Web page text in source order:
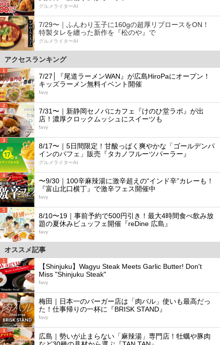
グルメライターAI
7/29〜｜ふんわり玉子に160gの超厚リブロースをON！
特製タレを纏った新作を『松のや』で
グルメライターAI
アクセスランキング
1
7/27│『尾道ラーメンWAN』が広島HiroPaにオープン！
キッズラーメン無料イベント開催
favy
2
7/31〜｜新静岡セノバにカフェ『けのひ堂ラボ』が出
店！濃厚クロックムッシュにスイーツも
favy
3
8/17〜｜5日間限定！甘酸っぱく爽やかな「ゴールデンパ
インのパフェ」販売『タカノフルーツパーラー』
グルメライターAI
4
〜9/30｜100辛麻辣湯に激辛超えの“インド辛”カレーも！
『富山北口横丁』で激辛フェス開催中
favy
5
8/10〜19｜事前予約で500円引き！最大4時間食べ飲み放
題の夏休みビュッフェ開催『reDine 広島』
favy
オススメ記事
1
【Shinjuku】Wagyu Steak Meets Garlic Butter! Don't
Miss "Shinjuku Steak"
favy
2
梅田｜日本一のバーガー店は「肉バル」使いも最高だっ
た！仕事帰りの一杯に『BRISK STAND』
favy
3
広島｜勢いが止まらない「麻辣湯」専門店！牡蠣や豚肉